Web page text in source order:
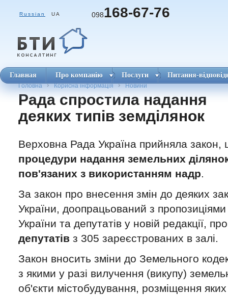
Russian UA 098168-67-76
Главная Про компанію Послуги Питання-
Головна Корисна інформація Новини
Рада спростила надання
деяких типів земділянок
Верховна Рада Україна прийняла
процедури надання земельних
пов'язаних з використанням надр.
За закон про внесення змін до деяких
України, доопрацьований з
України та депутатів у новій редакції,
депутатів з 305 зареєстрованих в залі.
Закон вносить зміни до Земельного
з якими у разі вилучення (викупу)
об'єкти містобудування, розміщення